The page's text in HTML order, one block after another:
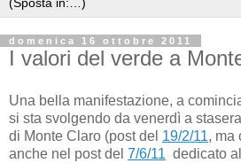
domenica 16 ottobre 2011
I valori del verde a
Una bella manifestazione, a
si sta svolgendo da venerdì a
di Monte Claro (post del 19/2/11, ma
anche nel post del 7/6/11 dedicato